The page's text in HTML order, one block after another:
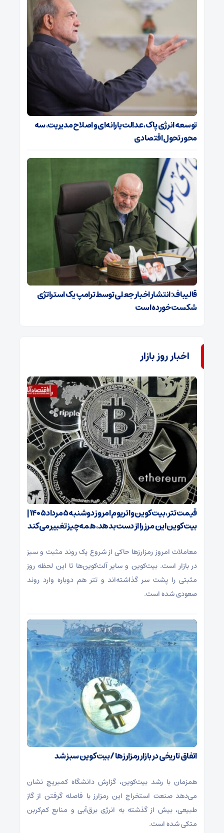
توسعه انرژی پاک، عدالت یارانه‌ای و اصلاح مدیریت، سه
محور تحول اقتصادی
قالیباف: انتشار اخبار جعلی توسط ترامپ یک استراتژی
شکست خورده است
اخبار روز بازار
قیمت تتر، بیت‌کوین و اتریوم امروز دوشنبه ۵ مرداد ۱۴۰۵ |
بیت‌کوین این مرز را از دست بدهد، همه‌چیز تغییر می‌کند
معاملات امروز رمزارز‌ها حاکی از شروع یک روند مثبت و سبز
در بازار است. بیت‌کوین و سایر آلت‌کوین‌ها تا این لحظه روز
مثبتی را پشت سر گذاشته‌اند و تتر هم دوباره وارد روند
صعودی شده است.
اتفاق تاریخی در بازار رمزارزها / بیت‌کوین سبز شد
همزمان با رشد بیت‌کوین، گزارش دانشگاه کمبریج نشان
می‌دهد صنعت استخراج این رمزارز با فاصله گرفتن از گاز
طبیعی، بیش از گذشته به انرژی برق‌آبی و منابع کم‌کربن
متکی شده است.